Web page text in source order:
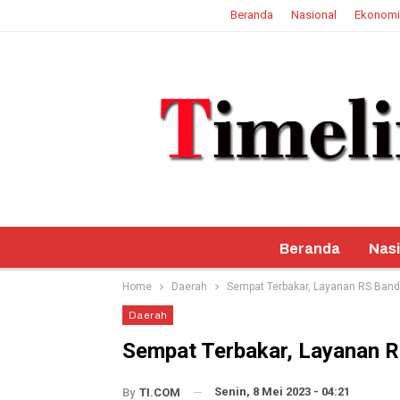
Beranda Nasional Ekonomi
Beranda
Home Daerah Sempat Terbakar, Layanan RS
Daerah
Sempat Terbakar, Layanan
By TI.COM Senin, 8 Mei 2023 - 04:21